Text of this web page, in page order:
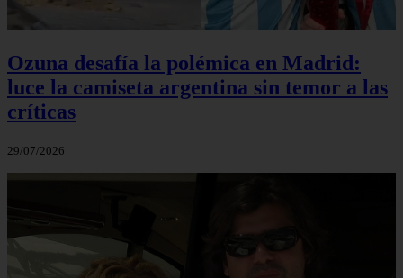
Ozuna desafía la polémica en Madrid:
luce la camiseta argentina sin temor a las
críticas
29/07/2026